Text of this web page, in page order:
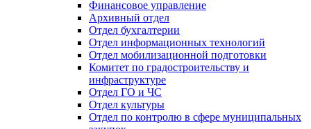
Финансовое управление
Архивный отдел
Отдел бухгалтерии
Отдел информационных технологий
Отдел мобилизационной подготовки
Комитет по градостроительству и
инфраструктуре
Отдел ГО и ЧС
Отдел культуры
Отдел по контролю в сфере муниципальных